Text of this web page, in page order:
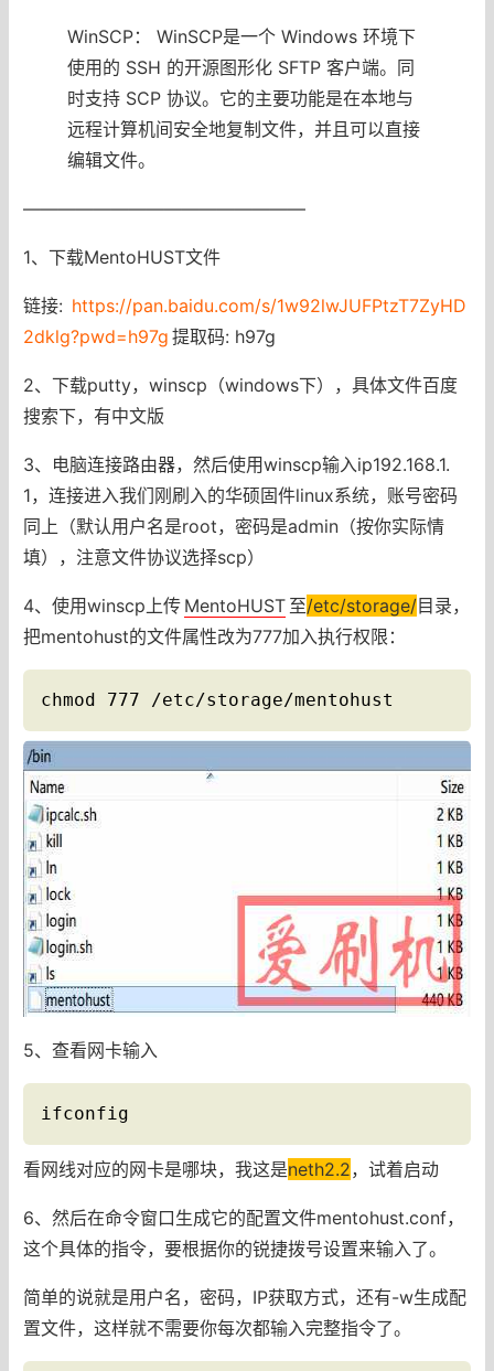
WinSCP： WinSCP是一个 Windows 环境下
使用的 SSH 的开源图形化 SFTP 客户端。同
时支持 SCP 协议。它的主要功能是在本地与
远程计算机间安全地复制文件，并且可以直接
编辑文件。
————————————————
1、下载MentoHUST文件
链接: https://pan.baidu.com/s/1w92lwJUFPtzT7ZyHD
2dklg?pwd=h97g 提取码: h97g
2、下载putty，winscp（windows下），具体文件百度
搜索下，有中文版
3、电脑连接路由器，然后使用winscp输入ip192.168.1.
1，连接进入我们刚刷入的华硕固件linux系统，账号密码
同上（默认用户名是root，密码是admin（按你实际情
填），注意文件协议选择scp）
4、使用winscp上传 MentoHUST 至/etc/storage/目录，
把mentohust的文件属性改为777加入执行权限：
chmod 777 /etc/storage/mentohust
5、查看网卡输入
ifconfig
看网线对应的网卡是哪块，我这是neth2.2，试着启动
6、然后在命令窗口生成它的配置文件mentohust.conf，
这个具体的指令，要根据你的锐捷拨号设置来输入了。
简单的说就是用户名，密码，IP获取方式，还有-w生成配
置文件，这样就不需要你每次都输入完整指令了。